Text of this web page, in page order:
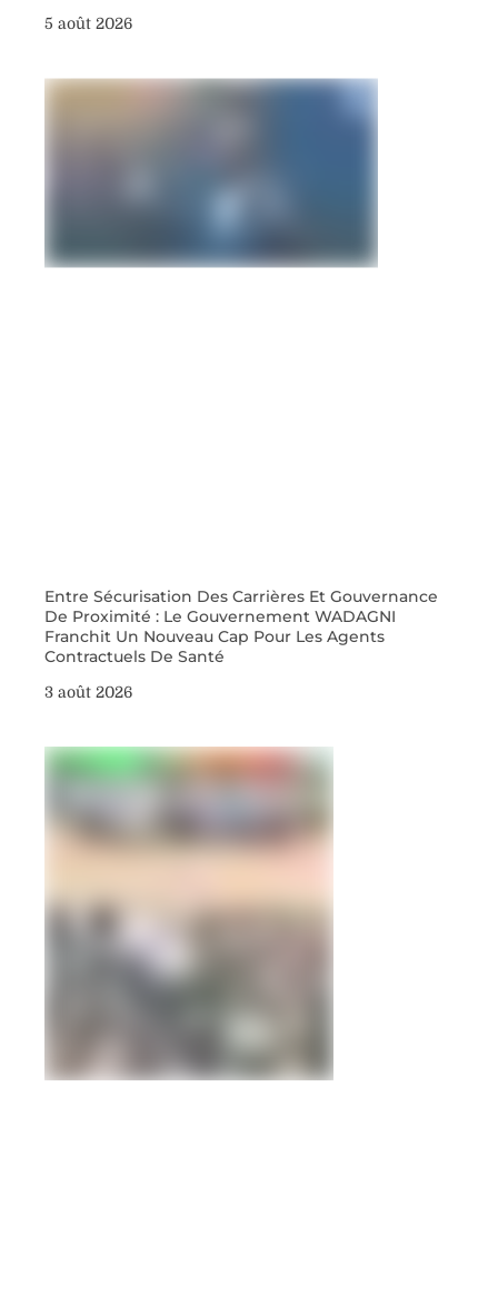
5 août 2026
Entre Sécurisation Des Carrières Et Gouvernance
De Proximité : Le Gouvernement WADAGNI
Franchit Un Nouveau Cap Pour Les Agents
Contractuels De Santé
3 août 2026